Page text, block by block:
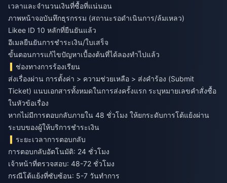
เวลาและจำนวนเงินที่ซื้อที่แน่นอน
ภาพหน้าจอบันทึกธุรกรรม (สถานะรอดำเนินการ/ล้มเหลว)
Likee ID 10 หลักที่ยืนยันแล้ว
อีเมลยืนยันการชำระเงิน/ใบเสร็จ
ขั้นตอนการแก้ไขปัญหาเบื้องต้นที่ได้ลองทำไปแล้ว
ช่องทางการร้องเรียน
ส่งเรื่องผ่าน การตั้งค่า > ความช่วยเหลือ > ส่งคำร้อง (Submit
Ticket) แนบเอกสารทั้งหมดในการส่งครั้งแรก ระบุหมายเลขคำสั่งซื้อ
ในหัวข้อเรื่อง
หากไม่มีการตอบกลับภายใน 48 ชั่วโมง ให้ยกระดับการโต้แย้งผ่าน
ระบบของผู้ให้บริการชำระเงิน
ระยะเวลาการตอบกลับ
การตอบกลับอัตโนมัติ: 24 ชั่วโมง
เจ้าหน้าที่ตรวจสอบ: 48-72 ชั่วโมง
กรณีโต้แย้งที่ซับซ้อน: 5-7 วันทำการ